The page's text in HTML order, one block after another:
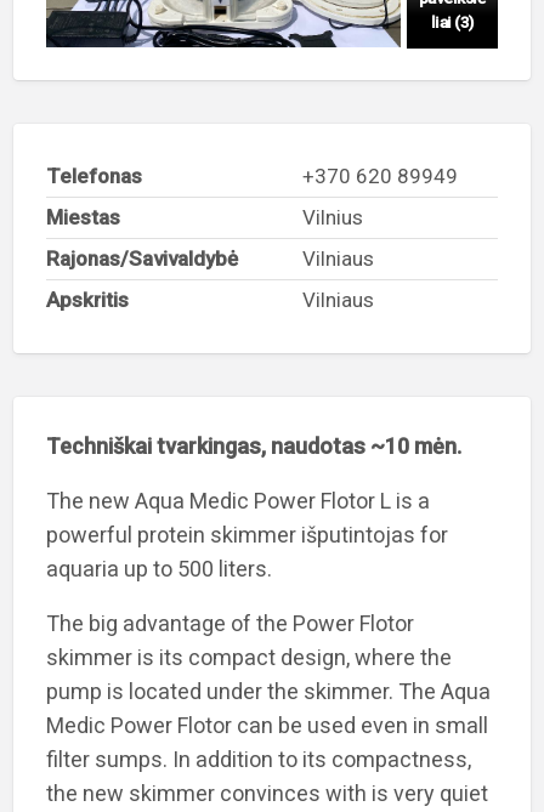
liai (3)
Telefonas
+370 620 89949
Miestas
Vilnius
Rajonas/Savivaldybė
Vilniaus
Apskritis
Vilniaus
Techniškai tvarkingas, naudotas ~10 mėn.
The new Aqua Medic Power Flotor L is a
powerful protein skimmer išputintojas for
aquaria up to 500 liters.
The big advantage of the Power Flotor
skimmer is its compact design, where the
pump is located under the skimmer. The Aqua
Medic Power Flotor can be used even in small
filter sumps. In addition to its compactness,
the new skimmer convinces with is very quiet